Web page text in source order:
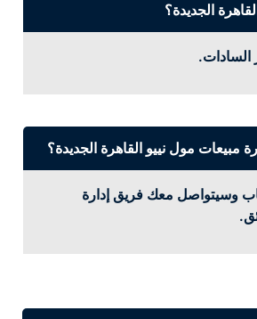
الجديدة؟
مبيعات مول نييو القاهرة الجديدة؟
وسيتواصل معك فريق إدارة